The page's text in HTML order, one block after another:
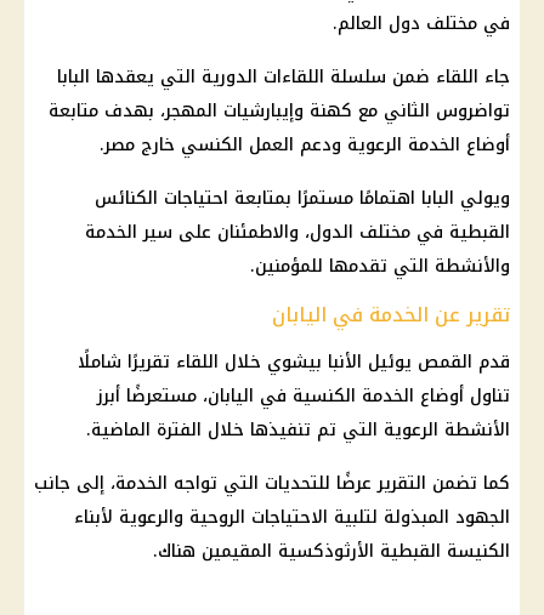
في مختلف دول العالم.
جاء اللقاء ضمن سلسلة اللقاءات الدورية التي يعقدها البابا
تواضروس الثاني مع كهنة وإيبارشيات المهجر، بهدف متابعة
أوضاع الخدمة الرعوية ودعم العمل الكنسي خارج مصر.
ويولي البابا اهتمامًا مستمرًا بمتابعة احتياجات الكنائس
القبطية في مختلف الدول، والاطمئنان على سير الخدمة
والأنشطة التي تقدمها للمؤمنين.
تقرير عن الخدمة في اليابان
قدم القمص يوئيل الأنبا بيشوي خلال اللقاء تقريرًا شاملًا
تناول أوضاع الخدمة الكنسية في اليابان، مستعرضًا أبرز
الأنشطة الرعوية التي تم تنفيذها خلال الفترة الماضية.
كما تضمن التقرير عرضًا للتحديات التي تواجه الخدمة، إلى جانب
الجهود المبذولة لتلبية الاحتياجات الروحية والرعوية لأبناء
الكنيسة القبطية الأرثوذكسية المقيمين هناك.